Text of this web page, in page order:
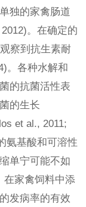
独的家禽肠道
。在确定的
察到抗生素耐
。各种水解和
的抗菌活性表
的生长
et al., 2011;
氨基酸和可溶性
单宁可能不如
在家禽饲料中添
发病率的有效